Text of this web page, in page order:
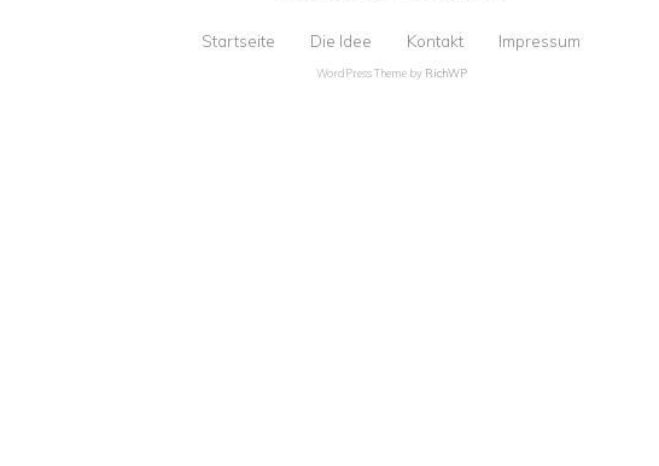
Startseite Die Idee Kontakt Impressum
WordPress Theme by RichWP